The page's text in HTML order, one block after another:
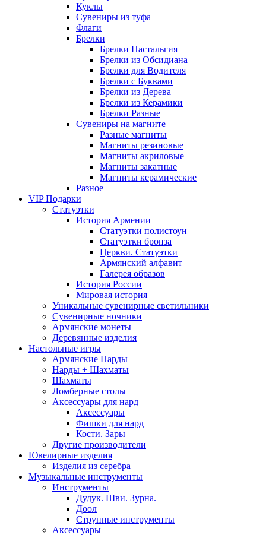
Куклы
Сувениры из туфа
Флаги
Брелки
Брелки Настальгия
Брелки из Обсидиана
Брелки для Водителя
Брелки с Буквами
Брелки из Дерева
Брелки из Керамики
Брелки Разные
Сувениры на магните
Разные магниты
Магниты резиновые
Магниты акриловые
Магниты закатные
Магниты керамические
Разное
VIP Подарки
Статуэтки
История Армении
Статуэтки полистоун
Статуэтки бронза
Церкви. Статуэтки
Армянский алфавит
Галерея образов
История России
Мировая история
Уникальные сувенирные светильники
Сувенирные ночники
Армянские монеты
Деревянные изделия
Настольные игры
Армянские Нарды
Нарды + Шахматы
Шахматы
Ломберные столы
Аксессуары для нард
Аксессуары
Фишки для нард
Кости. Зары
Другие производители
Ювелирные изделия
Изделия из серебра
Музыкальные инструменты
Инструменты
Дудук. Шви. Зурна.
Доол
Струнные инструменты
Аксессуары